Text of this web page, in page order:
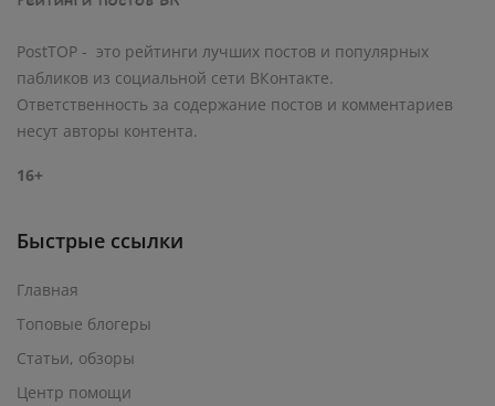
PostTOP - это рейтинги лучших постов и популярных
пабликов из социальной сети ВКонтакте.
Ответственность за содержание постов и комментариев
несут авторы контента.
16+
Быстрые ссылки
Главная
Топовые блогеры
Статьи, обзоры
Центр помощи